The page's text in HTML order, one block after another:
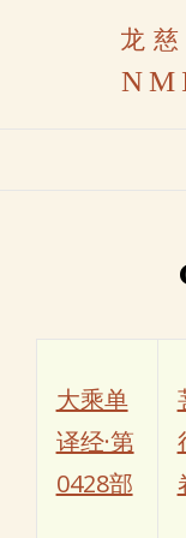
龙
大乘单
译经·第
0428部